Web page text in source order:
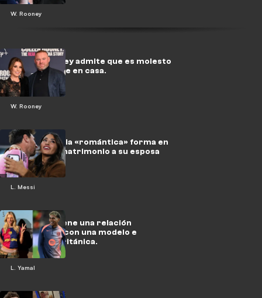
W. Rooney
W. Rooney
Coleen Rooney admite que es molesto
tener a Wayne en casa.
L. Messi
Messi revela la «romántica» forma en
que le pidió matrimonio a su esposa
Antonela.
L. Yamal
Yamal mantiene una relación
sentimental con una modelo e
influencer británica.